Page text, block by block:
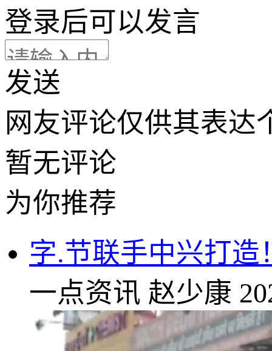
登录后可以发言
发送
网友评论仅供其表达
暂无评论
为你推荐
字.节联手中兴打造
一点资讯 赵少康